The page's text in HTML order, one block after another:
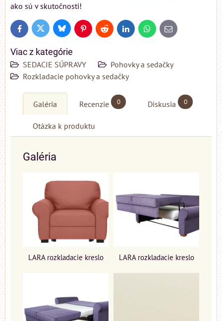
ako sú v skutočnosti!
FacebookTwitter BlueskyPinterestReddit LinkedInWhatsApp
E-
mail
Viac z kategórie
SEDACIE SÚPRAVY
Pohovky a sedačky
Rozkladacie pohovky a sedačky
Galéria Recenzie 0 Diskusia 0
Otázka k produktu
Galéria
LARA rozkladacie kreslo LARA rozkladacie kreslo